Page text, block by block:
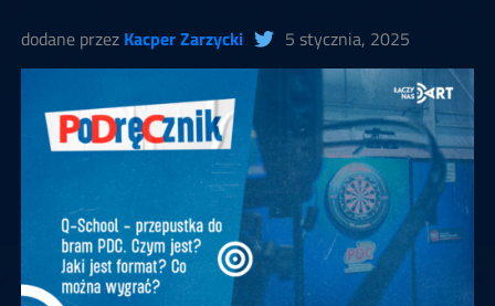
dodane przez Kacper Zarzycki 5 stycznia, 2025